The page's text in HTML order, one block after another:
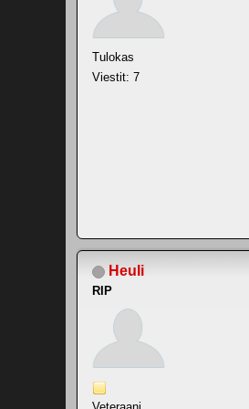
Tulokas
Viestit: 7
Heuli
RIP